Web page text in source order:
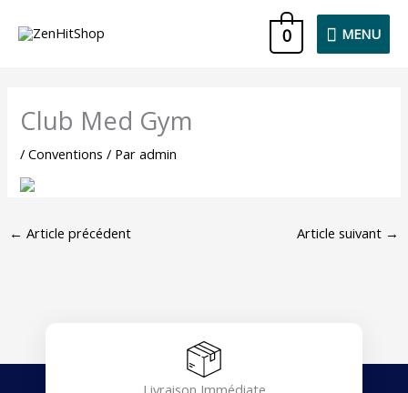
MENU
MENU
0
Club Med Gym
/Conventions / Paradmin
← Article précédent Article suivant →
Livraison Immédiate